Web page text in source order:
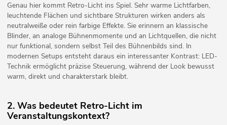
Genau hier kommt Retro-Licht ins Spiel. Sehr warme Lichtfarben,
leuchtende Flächen und sichtbare Strukturen wirken anders als
neutralweiße oder rein farbige Effekte. Sie erinnern an klassische
Blinder, an analoge Bühnenmomente und an Lichtquellen, die nicht
nur funktional, sondern selbst Teil des Bühnenbilds sind. In
modernen Setups entsteht daraus ein interessanter Kontrast: LED-
Technik ermöglicht präzise Steuerung, während der Look bewusst
warm, direkt und charakterstark bleibt.
2. Was bedeutet Retro-Licht im
Veranstaltungskontext?